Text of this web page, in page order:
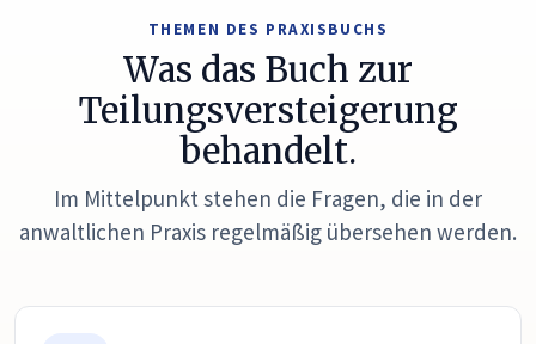
THEMEN DES PRAXISBUCHS
Was das Buch zur
Teilungsversteigerung
behandelt.
Im Mittelpunkt stehen die Fragen, die in der
anwaltlichen Praxis regelmäßig übersehen werden.